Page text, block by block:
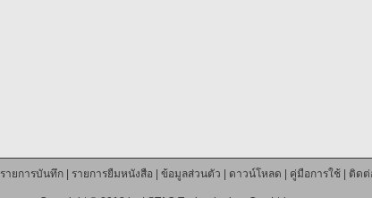
รายการบันทึก| รายการยืมหนังสือ ข้อมูลส่วนตัว ดาวน์โหลด คู่มือการใช้| ติดต่